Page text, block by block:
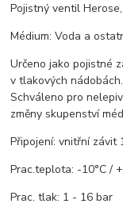
Pojistný ventil
Médium: Voda a
Určeno jako pojistné
v tlakových nádobách.
Schváleno pro
změny skupenství
Připojení: vnitřní závit
Prac.teplota: -10°C /
Prac. tlak: 1 - 16 bar